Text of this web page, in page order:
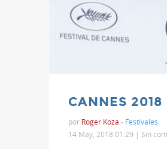
CANNES
por Roger Koza - Festivales
14 May, 2018 01:29 | Sin